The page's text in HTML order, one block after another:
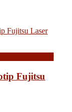
Fujitsu